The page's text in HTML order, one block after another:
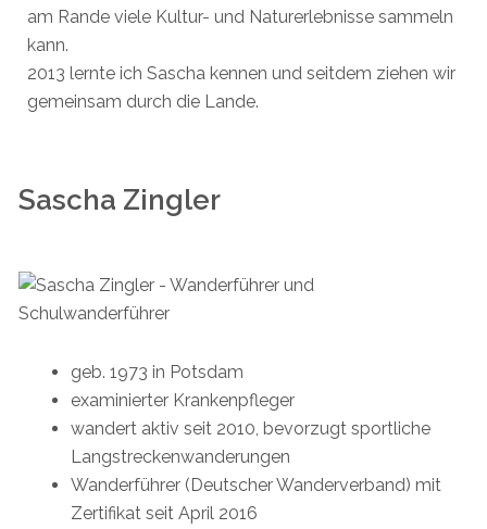
am Rande viele Kultur- und Naturerlebnisse sammeln
kann.
2013 lernte ich Sascha kennen und seitdem ziehen wir
gemeinsam durch die Lande.
Sascha Zingler
geb. 1973 in Potsdam
examinierter Krankenpfleger
wandert aktiv seit 2010, bevorzugt sportliche
Langstreckenwanderungen
Wanderführer (Deutscher Wanderverband) mit
Zertifikat seit April 2016